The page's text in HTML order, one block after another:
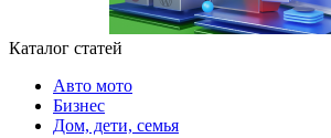
Каталог статей
Авто мото
Бизнес
Дом, дети, семья